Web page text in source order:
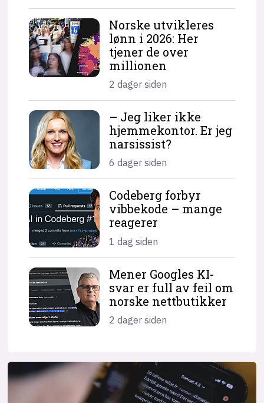
Norske utvikleres
lønn i 2026: Her
tjener de over
millionen
2 dager siden
– Jeg liker ikke
hjemme­kontor. Er jeg
narsissist?
6 dager siden
Codeberg forbyr
vibbekode – mange
reagerer
1 dag siden
Mener Googles KI-
svar er full av feil om
norske nettbutikker
2 dager siden